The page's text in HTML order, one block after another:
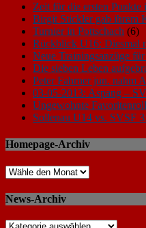
Zeit für die ersten Punkte
Birgit Stickler gab ihrem
Turnier in Pottschach (6)
Rückblick U16: Diesmal
Neue Trainingsanzüge
Die sieben Leben
Peter Fahrner jun. nahm
03-05-2013: Aspang –
Ungewohnte
Sollenau U14 vs. SVSF
Homepage-Archiv
News-Archiv